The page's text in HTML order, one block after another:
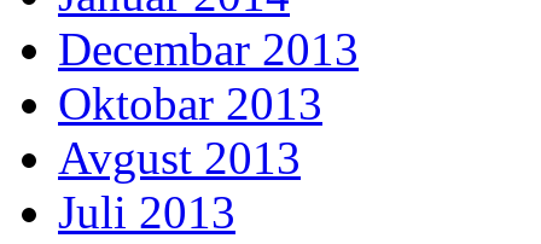
Decembar 2013
Oktobar 2013
Avgust 2013
Juli 2013